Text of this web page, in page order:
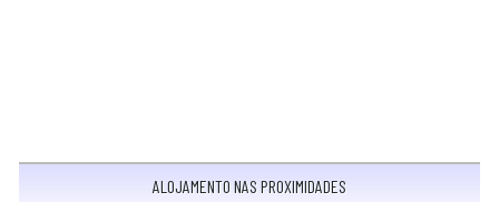
ALOJAMENTO NAS PROXIMIDADES